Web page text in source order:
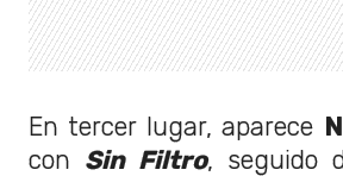
En tercer lugar, aparece
con Sin Filtro, seguido